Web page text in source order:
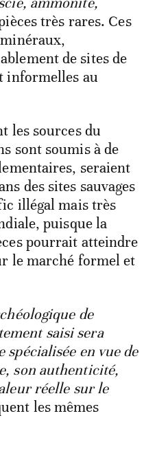
très rares. Ces
de sites de
informelles au
les sources du
sont soumis à de
seraient
des sites sauvages
illégal mais très
puisque la
pourrait atteindre
le marché formel et
de
saisi sera
spécialisée en vue de
son authenticité,
réelle sur le
les mêmes